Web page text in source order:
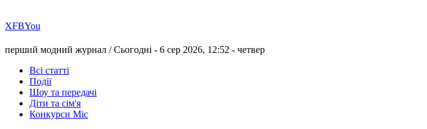
ХFBYou
перший модний журнал /Сьогодні - 6 сер 2026, 12:52 - четвер
Всі статті
Події
Шоу та передачі
Діти та сім'я
Конкурси Міс